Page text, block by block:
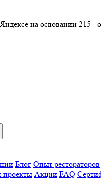
на основании 215+
Блог Опыт рестораторов
Акции FAQ